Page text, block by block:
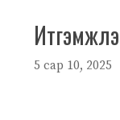
5 сар 10, 2025